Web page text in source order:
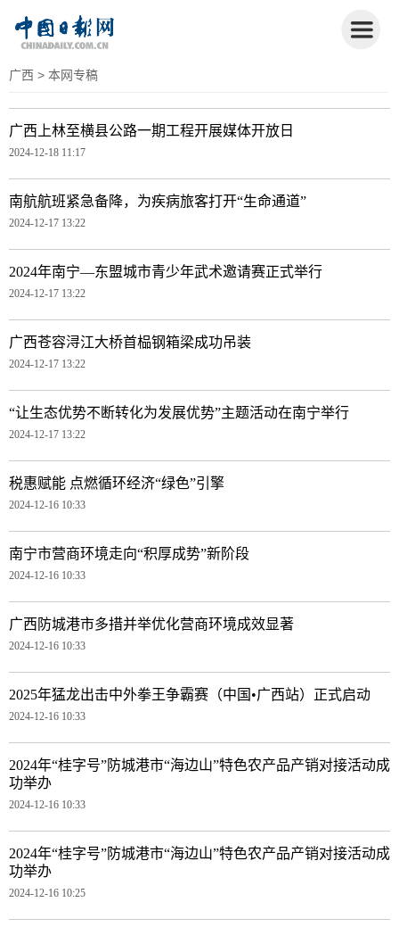
广西 > 本网专稿
广西上林至横县公路一期工程开展媒体开放日
2024-12-18 11:17
南航航班紧急备降，为疾病旅客打开“生命通道”
2024-12-17 13:22
2024年南宁—东盟城市青少年武术邀请赛正式举行
2024-12-17 13:22
广西苍容浔江大桥首榀钢箱梁成功吊装
2024-12-17 13:22
“让生态优势不断转化为发展优势”主题活动在南宁举行
2024-12-17 13:22
税惠赋能 点燃循环经济“绿色”引擎
2024-12-16 10:33
南宁市营商环境走向“积厚成势”新阶段
2024-12-16 10:33
广西防城港市多措并举优化营商环境成效显著
2024-12-16 10:33
2025年猛龙出击中外拳王争霸赛（中国•广西站）正式启动
2024-12-16 10:33
2024年“桂字号”防城港市“海边山”特色农产品产销对接活动成
功举办
2024-12-16 10:33
2024年“桂字号”防城港市“海边山”特色农产品产销对接活动成
功举办
2024-12-16 10:25